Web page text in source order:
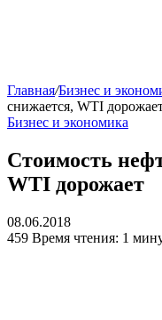
Главная/Бизнес и
снижается, WTI
Бизнес и экономика
Стоимость
WTI дорожает
08.06.2018
459 Время чтения: 1